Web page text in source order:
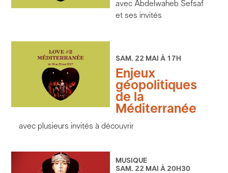
avec Abdelwaheb Sefsaf
et ses invités
SAM. 22 MAI À 17H
Enjeux
géopolitiques
de la
Méditerranée
avec plusieurs invités à découvrir
MUSIQUE
SAM. 22 MAI À 20H30